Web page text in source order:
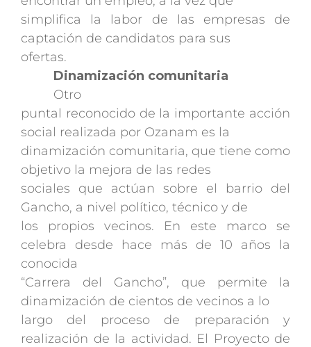
simplifica la labor de las empresas de
captación de candidatos para sus
ofertas.
Dinamización comunitaria
Otro
puntal reconocido de la importante acción
social realizada por Ozanam es la
dinamización comunitaria, que tiene como
objetivo la mejora de las redes
sociales que actúan sobre el barrio del
Gancho, a nivel político, técnico y de
los propios vecinos. En este marco se
celebra desde hace más de 10 años la
conocida
“Carrera del Gancho”, que permite la
dinamización de cientos de vecinos a lo
largo del proceso de preparación y
realización de la actividad. El Proyecto de